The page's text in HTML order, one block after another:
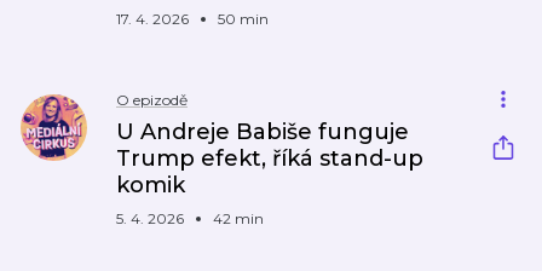
17. 4. 2026 50 min
O epizodě
U Andreje Babiše funguje
Trump efekt, říká stand-up
komik
5. 4. 2026 42 min